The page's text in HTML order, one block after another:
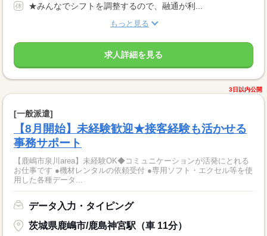
★みんなでシフトを調整するので、融通が利...
もっと見る
求人詳細を見る
3日以内公開
[一般派遣]
【8月開始】未経験歓迎★接客経験も活かせる
事務サポート
【鹿嶋市泉川area】未経験OK◆コミュニケーションが活発にとれる
お仕事です ●機材レンタルの依頼受付 ●専用ソフト・エクセル等を使
用した各種データ...
データ入力・タイピング
茨城県鹿嶋市/鹿島神宮駅（車 11分）